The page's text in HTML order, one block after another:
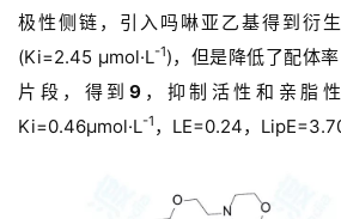
极性侧链，引入吗啉亚乙基得到衍
(Ki=2.45 μmol·L-1)，但是降低了配体
片段，得到 9，抑制活性和亲脂
Ki=0.46μmol·L-1 ，LE=0.24，LipE=3.70